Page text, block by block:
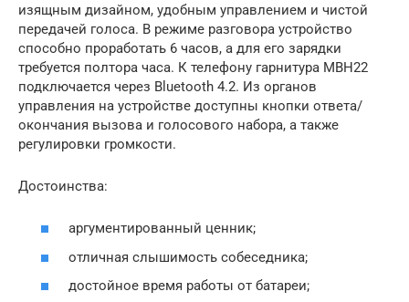
изящным дизайном, удобным управлением и чистой
передачей голоса. В режиме разговора устройство
способно проработать 6 часов, а для его зарядки
требуется полтора часа. К телефону гарнитура MBH22
подключается через Bluetooth 4.2. Из органов
управления на устройстве доступны кнопки ответа/
окончания вызова и голосового набора, а также
регулировки громкости.
Достоинства:
аргументированный ценник;
отличная слышимость собеседника;
достойное время работы от батареи;